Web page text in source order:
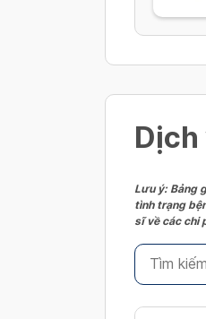
Dịch
Lưu ý: Bảng
tình trạng
sĩ về các chi